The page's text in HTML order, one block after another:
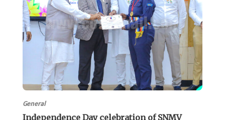
General
Independence Day celebration of SNMV